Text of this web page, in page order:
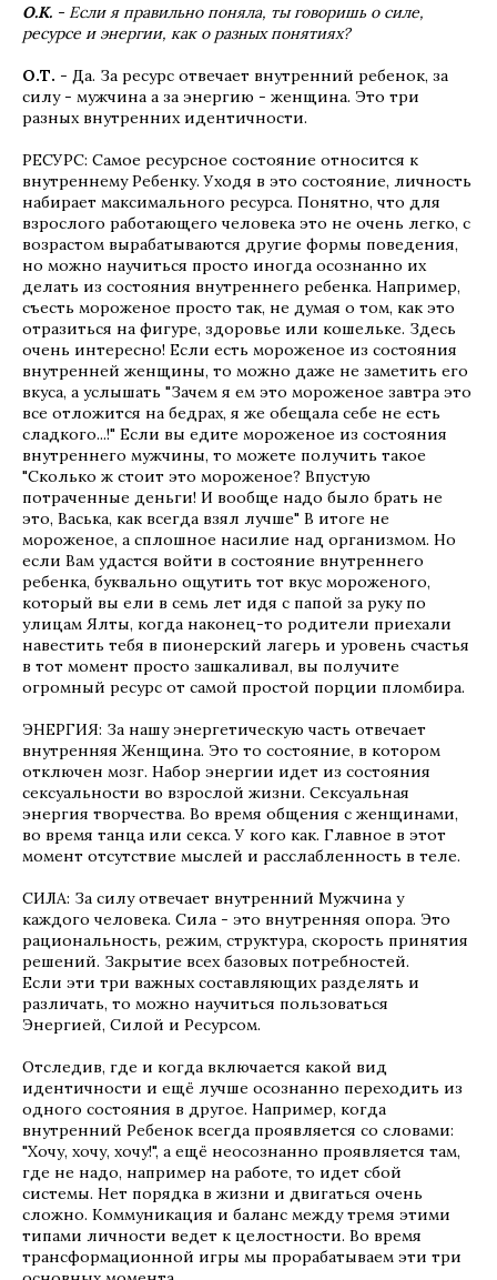
О.К. - Если я правильно поняла, ты говоришь о силе,
ресурсе и энергии, как о разных понятиях?
О.Т. - Да. За ресурс отвечает внутренний ребенок, за
силу - мужчина а за энергию - женщина. Это три
разных внутренних идентичности.
РЕСУРС: Самое ресурсное состояние относится к
внутреннему Ребенку. Уходя в это состояние, личность
набирает максимального ресурса. Понятно, что для
взрослого работающего человека это не очень легко, с
возрастом вырабатываются другие формы поведения,
но можно научиться просто иногда осознанно их
делать из состояния внутреннего ребенка. Например,
съесть мороженое просто так, не думая о том, как это
отразиться на фигуре, здоровье или кошельке. Здесь
очень интересно! Если есть мороженое из состояния
внутренней женщины, то можно даже не заметить его
вкуса, а услышать "Зачем я ем это мороженое завтра это
все отложится на бедрах, я же обещала себе не есть
сладкого...!" Если вы едите мороженое из состояния
внутреннего мужчины, то можете получить такое
"Сколько ж стоит это мороженое? Впустую
потраченные деньги! И вообще надо было брать не
это, Васька, как всегда взял лучше" В итоге не
мороженое, а сплошное насилие над организмом. Но
если Вам удастся войти в состояние внутреннего
ребенка, буквально ощутить тот вкус мороженого,
который вы ели в семь лет идя с папой за руку по
улицам Ялты, когда наконец-то родители приехали
навестить тебя в пионерский лагерь и уровень счастья
в тот момент просто зашкаливал, вы получите
огромный ресурс от самой простой порции пломбира.
ЭНЕРГИЯ: За нашу энергетическую часть отвечает
внутренняя Женщина. Это то состояние, в котором
отключен мозг. Набор энергии идет из состояния
сексуальности во взрослой жизни. Сексуальная
энергия творчества. Во время общения с женщинами,
во время танца или секса. У кого как. Главное в этот
момент отсутствие мыслей и расслабленность в теле.
СИЛА: За силу отвечает внутренний Мужчина у
каждого человека. Сила - это внутренняя опора. Это
рациональность, режим, структура, скорость принятия
решений. Закрытие всех базовых потребностей.
Если эти три важных составляющих разделять и
различать, то можно научиться пользоваться
Энергией, Силой и Ресурсом.
Отследив, где и когда включается какой вид
идентичности и ещё лучше осознанно переходить из
одного состояния в другое. Например, когда
внутренний Ребенок всегда проявляется со словами:
"Хочу, хочу, хочу!", а ещё неосознанно проявляется там,
где не надо, например на работе, то идет сбой
системы. Нет порядка в жизни и двигаться очень
сложно. Коммуникация и баланс между тремя этими
типами личности ведет к целостности. Во время
трансформационной игры мы прорабатываем эти три